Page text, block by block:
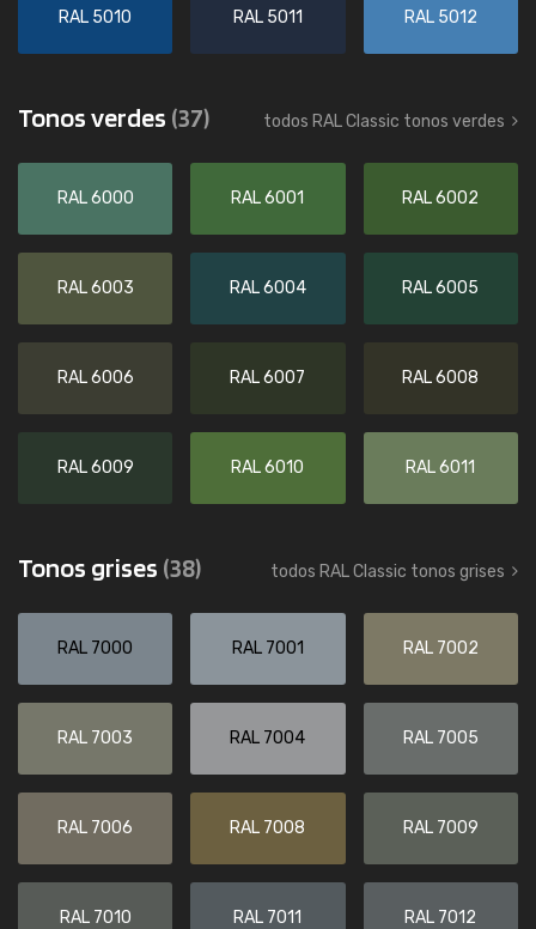
RAL 5010 RAL 5011 RAL 5012
Tonos verdes (37) todos RAL Classic tonos verdes
RAL 6000 RAL 6001 RAL 6002
RAL 6003 RAL 6004 RAL 6005
RAL 6006 RAL 6007 RAL 6008
RAL 6009 RAL 6010 RAL 6011
Tonos grises (38) todos RAL Classic tonos grises
RAL 7000 RAL 7001 RAL 7002
RAL 7003 RAL 7004 RAL 7005
RAL 7006 RAL 7008 RAL 7009
RAL 7010 RAL 7011 RAL 7012